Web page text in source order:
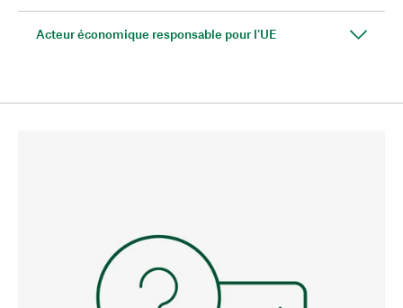
Acteur économique responsable pour l'UE